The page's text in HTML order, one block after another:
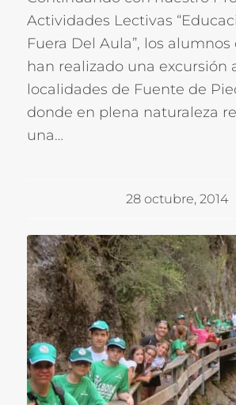
Actividades Lectivas
Fuera Del Aula”, los alumnos
han realizado una excursión
localidades de Fuente de
donde en plena naturaleza
una…
28 octubre, 2014